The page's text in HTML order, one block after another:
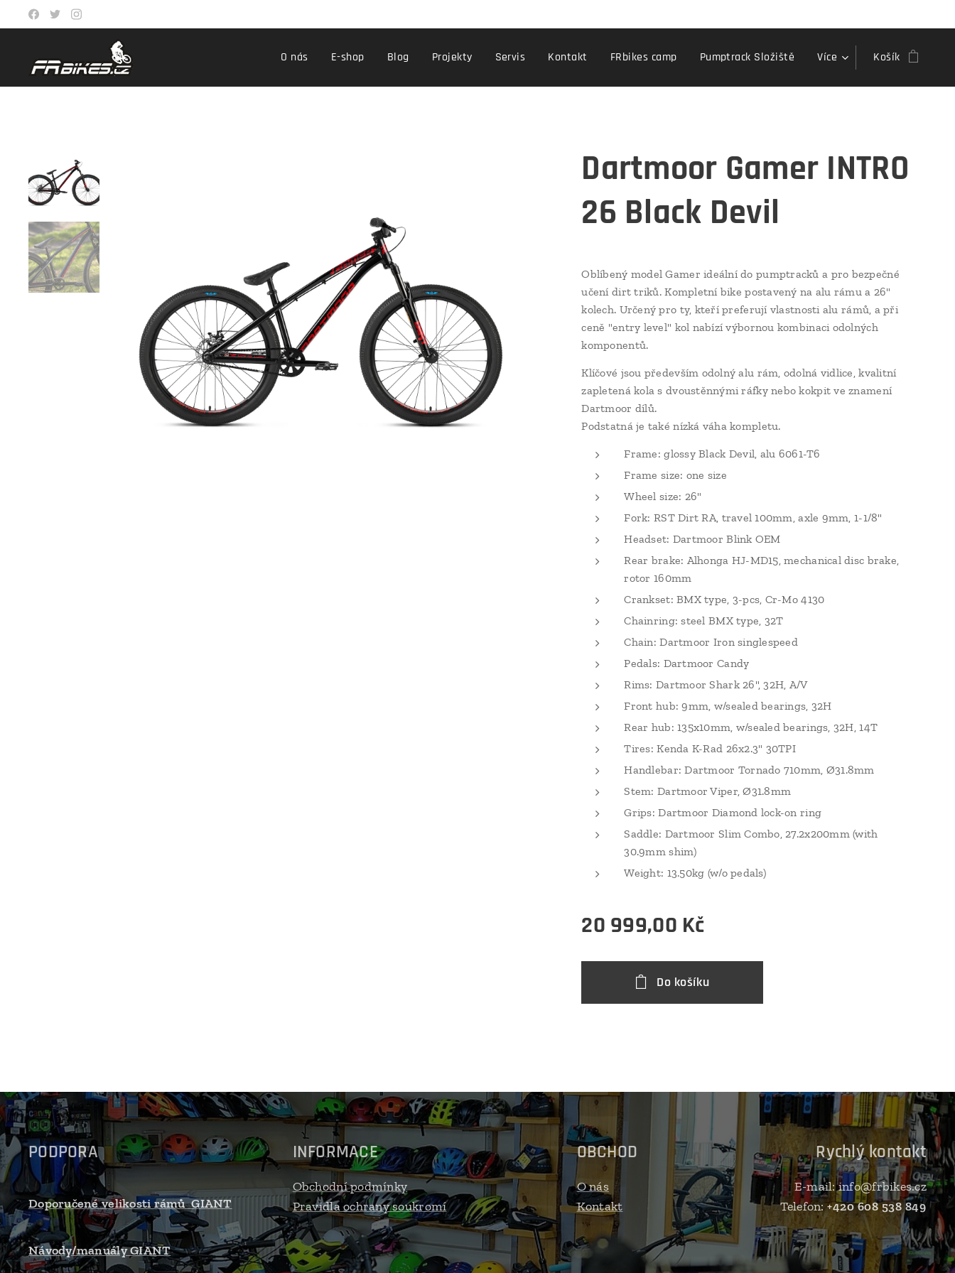
O nás E-shop Blog Projekty Servis Kontakt FRbikes camp Pumptrack Složiště Více Košík
Dartmoor Gamer INTRO
26 Black Devil
Oblíbený model Gamer ideální do pumptracků a pro bezpečné
učení dirt triků. Kompletní bike postavený na alu rámu a 26"
kolech. Určený pro ty, kteří preferují vlastnosti alu rámů, a při
ceně "entry level" kol nabízí výbornou kombinaci odolných
komponentů.
Klíčové jsou především odolný alu rám, odolná vidlice, kvalitní
zapletená kola s dvoustěnnými ráfky nebo kokpit ve znamení
Dartmoor dílů.
Podstatná je také nízká váha kompletu.
Frame: glossy Black Devil, alu 6061-T6
Frame size: one size
Wheel size: 26"
Fork: RST Dirt RA, travel 100mm, axle 9mm, 1-1/8"
Headset: Dartmoor Blink OEM
Rear brake: Alhonga HJ-MD15, mechanical disc brake,
rotor 160mm
Crankset: BMX type, 3-pcs, Cr-Mo 4130
Chainring: steel BMX type, 32T
Chain: Dartmoor Iron singlespeed
Pedals: Dartmoor Candy
Rims: Dartmoor Shark 26", 32H, A/V
Front hub: 9mm, w/sealed bearings, 32H
Rear hub: 135x10mm, w/sealed bearings, 32H, 14T
Tires: Kenda K-Rad 26x2.3" 30TPI
Handlebar: Dartmoor Tornado 710mm, Ø31.8mm
Stem: Dartmoor Viper, Ø31.8mm
Grips: Dartmoor Diamond lock-on ring
Saddle: Dartmoor Slim Combo, 27.2x200mm (with
30.9mm shim)
Weight: 13.50kg (w/o pedals)
20 999,00 Kč
Do košíku
PODPORA
Doporučené velikosti rámů GIANT
Návody/manuály GIANT
INFORMACE
Obchodní podmínky
Pravidla ochrany soukromí
OBCHOD
O nás
Kontakt
Rychlý kontakt
E-mail: info@frbikes.cz
Telefon:+420 608 538 849